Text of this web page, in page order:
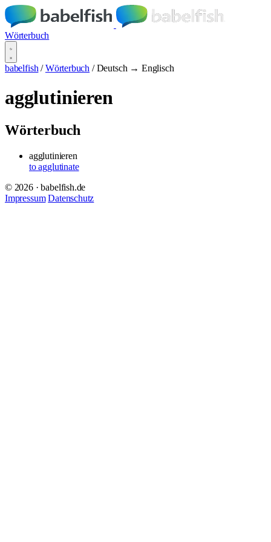
Wörterbuch
babelfish / Wörterbuch / Deutsch → Englisch
agglutinieren
Wörterbuch
agglutinieren
to agglutinate
© 2026 · babelfish.de
Impressum Datenschutz